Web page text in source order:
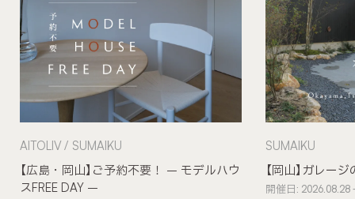
【広島・岡山】ご予約不要！ – モデルハウ
スFREE DAY –
AITOLIV SUMAIKU
【岡山】ガレー
SUMAIKU
開催日: 2026.08.28